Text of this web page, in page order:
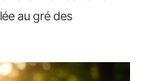
au gré des